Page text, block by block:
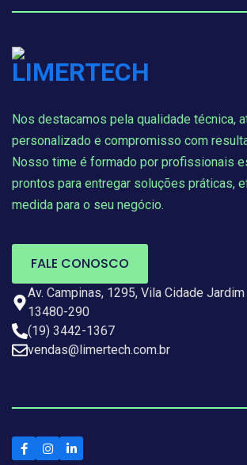
Nos destacamos pela qualidade técnica,
personalizado e compromisso com
Nosso time é formado por profissionais
prontos para entregar soluções práticas,
medida para o seu negócio.
FALE CONOSCO
Av. Campinas, 1295, Vila Cidade
13480-290
(19) 3442-1367
vendas@limertech.com.br